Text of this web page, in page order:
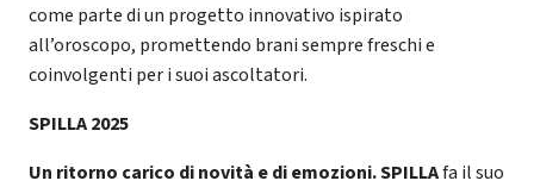
come parte di un progetto innovativo ispirato
all’oroscopo, promettendo brani sempre freschi e
coinvolgenti per i suoi ascoltatori.
SPILLA 2025
Un ritorno carico di novità e di emozioni. SPILLAfa il suo